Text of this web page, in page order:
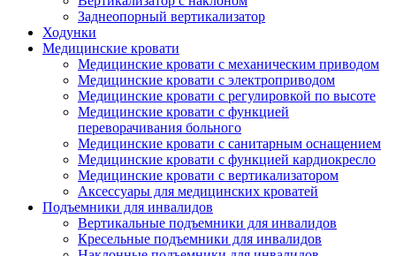
Заднеопорный вертикализатор
Ходунки
Медицинские кровати
Медицинские кровати с механическим приводом
Медицинские кровати с электроприводом
Медицинские кровати с регулировкой по высоте
Медицинские кровати с функцией
переворачивания больного
Медицинские кровати с санитарным оснащением
Медицинские кровати с функцией кардиокресло
Медицинские кровати с вертикализатором
Аксессуары для медицинских кроватей
Подъемники для инвалидов
Вертикальные подъемники для инвалидов
Кресельные подъемники для инвалидов